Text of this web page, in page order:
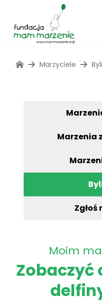
Marzyciele
Marzenia
Moim
Zobaczyć